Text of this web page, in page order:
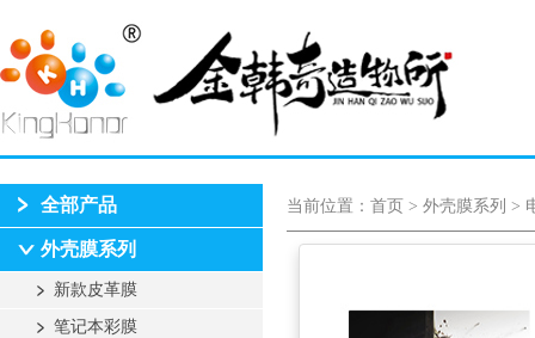
全部产品
外壳膜系列
新款皮革膜
笔记本彩膜
当前位置： 首页 > 外壳膜系列 >